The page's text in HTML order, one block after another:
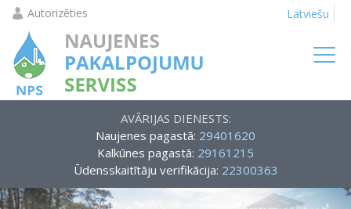
Autorizēties Latviešu
AVĀRIJAS DIENESTS:
Naujenes pagastā: 29401620
Kalkūnes pagastā: 29161215
Ūdensskaitītāju verifikācija: 22300363